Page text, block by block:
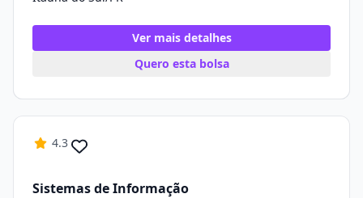
Ver mais detalhes
Quero esta bolsa
4.3
Sistemas de Informação